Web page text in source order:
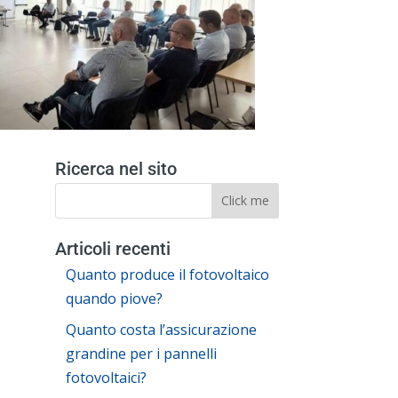
Ricerca nel sito
Articoli recenti
Quanto produce il fotovoltaico
quando piove?
Quanto costa l’assicurazione
grandine per i pannelli
fotovoltaici?